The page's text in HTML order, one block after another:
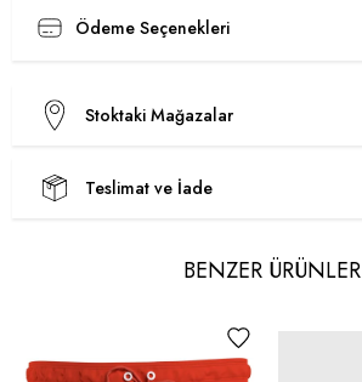
Ödeme Seçenekleri
Stoktaki Mağazalar
Teslimat ve İade
BENZER ÜRÜNLER